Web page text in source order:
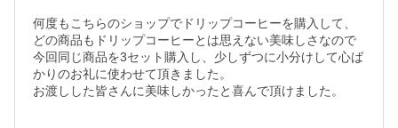
何度もこちらのショップでドリップコーヒーを購入して、
どの商品もドリップコーヒーとは思えない美味しさなので
今回同じ商品を3セット購入し、少しずつに小分けして心ば
かりのお礼に使わせて頂きました。
お渡しした皆さんに美味しかったと喜んで頂けました。